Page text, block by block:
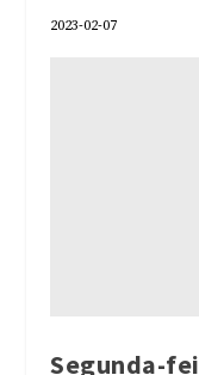
2023-02-07
Segunda-